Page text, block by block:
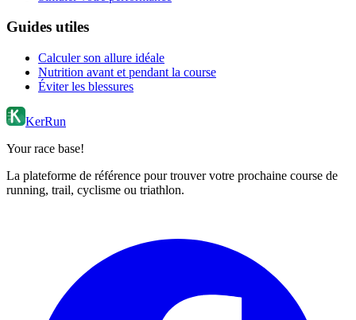
Guides utiles
Calculer son allure idéale
Nutrition avant et pendant la course
Éviter les blessures
KerRun
Your race base!
La plateforme de référence pour trouver votre prochaine course de
running, trail, cyclisme ou triathlon.